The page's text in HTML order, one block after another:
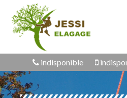
indisponible